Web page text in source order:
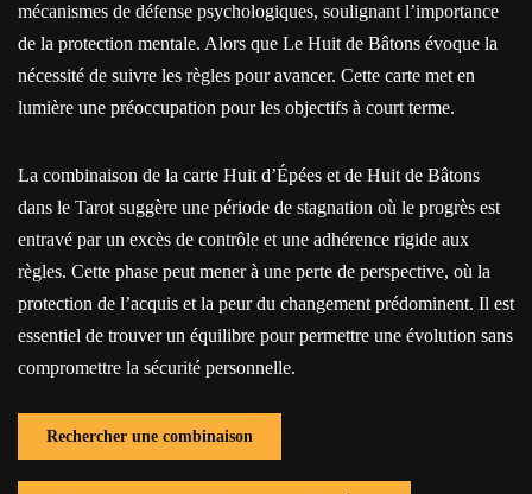
mécanismes de défense psychologiques, soulignant l’importance
de la protection mentale. Alors que Le Huit de Bâtons évoque la
nécessité de suivre les règles pour avancer. Cette carte met en
lumière une préoccupation pour les objectifs à court terme.
La combinaison de la carte Huit d’Épées et de Huit de Bâtons
dans le Tarot suggère une période de stagnation où le progrès est
entravé par un excès de contrôle et une adhérence rigide aux
règles. Cette phase peut mener à une perte de perspective, où la
protection de l’acquis et la peur du changement prédominent. Il est
essentiel de trouver un équilibre pour permettre une évolution sans
compromettre la sécurité personnelle.
Rechercher une combinaison